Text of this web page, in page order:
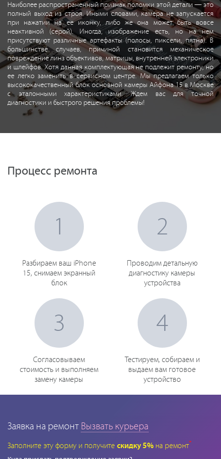
Наиболее распространенный признак поломки этой детали — это
полный выход из строя. Иными словами, камера не запускается
при нажатии на ее иконку, либо же она может быть вовсе
неактивной (серой). Иногда, изображение есть, но на нем
присутствуют различные артефакты (полосы, пиксели, пятна). В
большинстве случаев, причиной становится механическое
повреждение линз объективов, матрицы, внутренней электроники
и шлейфов. Хотя данная комплектующая не подлежит ремонту, но
ее легко заменить в сервисном центре. Мы предлагаем только
высококачественный блок основной камеры Айфона 15 в Москве
с эталонными характеристиками. Ждем вас для точной
диагностики и быстрого решения проблемы!
Процесс ремонта
1
Разбираем ваш iPhone
15, снимаем экранный
блок
2
Проводим детальную
диагностику камеры
устройства
3
Согласовываем
стоимость и выполняем
замену камеры
4
Тестируем, собираем и
выдаем вам готовое
устройство
Заявка на ремонт Вызвать курьера
Заполните эту форму и получите скидку 5% на ремонт*